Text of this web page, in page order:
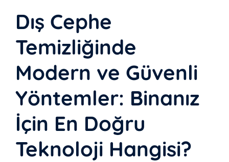
Dış Cephe
Temizliğinde
Modern ve Güvenli
Yöntemler: Binanız
İçin En Doğru
Teknoloji Hangisi?